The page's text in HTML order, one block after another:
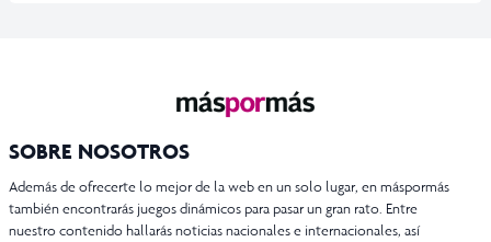
SOBRE NOSOTROS
Además de ofrecerte lo mejor de la web en un solo lugar, en máspormás
también encontrarás juegos dinámicos para pasar un gran rato. Entre
nuestro contenido hallarás noticias nacionales e internacionales, así